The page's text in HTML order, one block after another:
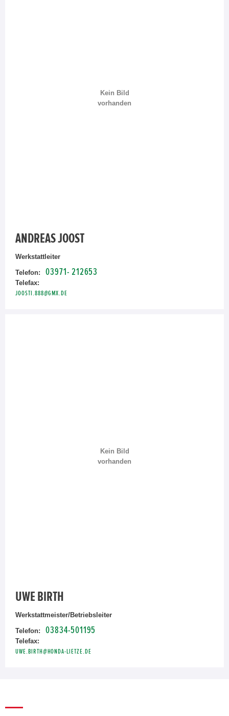
Kein Bild
vorhanden
ANDREAS JOOST
Werkstattleiter
Telefon: 03971- 212653
Telefax:
JOOSTI.888@GMX.DE
Kein Bild
vorhanden
UWE BIRTH
Werkstattmeister/Betriebsleiter
Telefon: 03834-501195
Telefax:
UWE.BIRTH@HONDA-LIETZE.DE